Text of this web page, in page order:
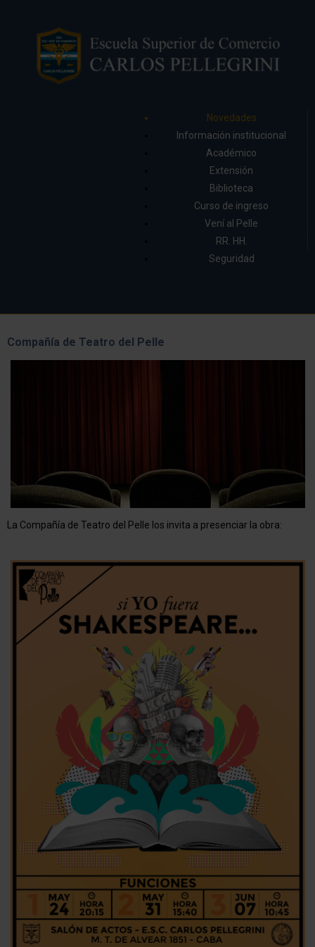
Novedades
Información institucional
Académico
Extensión
Biblioteca
Curso de ingreso
Vení al Pelle
RR. HH.
Seguridad
Compañía de Teatro del Pelle
La Compañía de Teatro del Pelle los invita a presenciar la obra: